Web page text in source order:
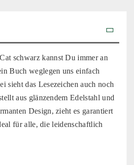
schwarz kannst Du immer an
Buch weglegen uns einfach
sieht das Lesezeichen auch noch
aus glänzendem Edelstahl und
Design, zieht es garantiert
für alle, die leidenschaftlich